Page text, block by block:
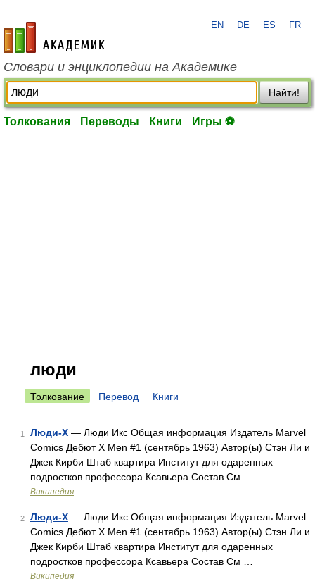
academic.ru
EN DE ES FR
Словари и энциклопедии на Академике
Найти!
Толкования Переводы Книги Игры ⚽
люди
Толкование Перевод Книги
1 Люди-X — Люди Икс Общая информация Издатель Marvel
Comics Дебют X Men #1 (сентябрь 1963) Автор(ы) Стэн Ли и
Джек Кирби Штаб квартира Институт для одаренных
подростков профессора Ксавьера Состав См …
Википедия
2 Люди-Х — Люди Икс Общая информация Издатель Marvel
Comics Дебют X Men #1 (сентябрь 1963) Автор(ы) Стэн Ли и
Джек Кирби Штаб квартира Институт для одаренных
подростков профессора Ксавьера Состав См …
Википедия